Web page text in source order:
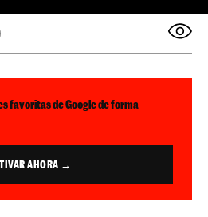
favoritas de Google de forma
AHORA →